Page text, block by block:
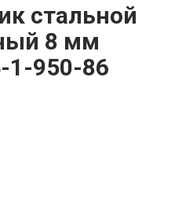
стальной
8 мм
1-950-86